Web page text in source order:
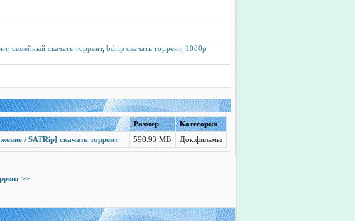
, семейный скачать торрент, bdrip скачать торрент, 1080p
Размер
Категория
/ SATRip] скачать торрент
590.93 MB Док.фильмы
>>